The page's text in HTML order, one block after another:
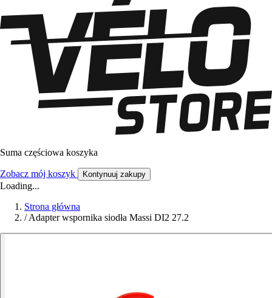
Suma częściowa koszyka
Zobacz mój koszyk Kontynuuj zakupy
Loading...
Strona główna
/Adapter wspornika siodła Massi DI2 27.2